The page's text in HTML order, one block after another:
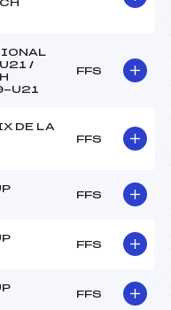
/
U21
FFS
DE LA
FFS
FFS
FFS
FFS